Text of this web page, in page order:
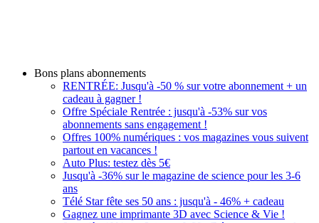
Bons plans abonnements
RENTRÉE: Jusqu'à -50 % sur votre abonnement + un
cadeau à gagner !
Offre Spéciale Rentrée : jusqu'à -53% sur vos
abonnements sans engagement !
Offres 100% numériques : vos magazines vous suivent
partout en vacances !
Auto Plus: testez dès 5€
Jusqu'à -36% sur le magazine de science pour les 3-6
ans
Télé Star fête ses 50 ans : jusqu'à - 46% + cadeau
Gagnez une imprimante 3D avec Science & Vie !